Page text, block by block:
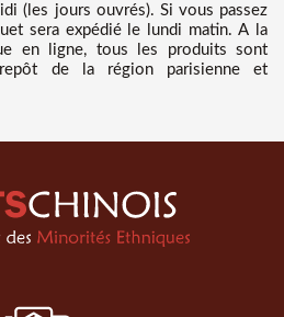
(les jours ouvrés). Si vous passez
sera expédié le lundi matin. A la
en ligne, tous les produits sont
de la région parisienne et